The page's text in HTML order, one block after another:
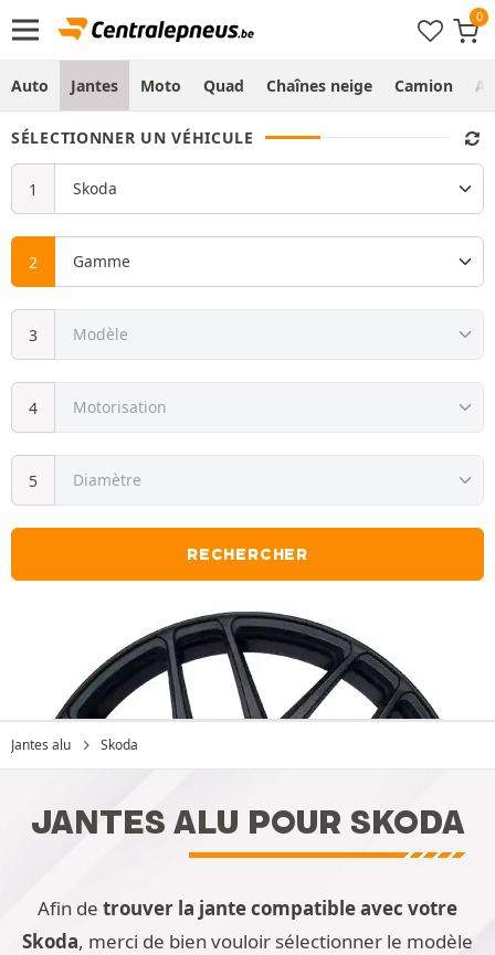
Auto Jantes Moto Quad Chaînes neige Camion
SÉLECTIONNER UN VÉHICULE
RECHERCHER
Jantes alu Skoda
JANTES ALU POUR SKODA
Afin de trouver la jante compatible avec votre
Skoda, merci de bien vouloir sélectionner le modèle